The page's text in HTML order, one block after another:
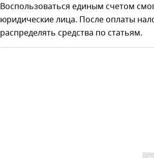
Воспользоваться единым счетом
юридические лица. После оплаты
распределять средства по статьям.